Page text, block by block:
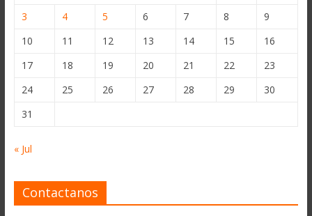
3
4 5 6 7 8
9
10
11 12 13 14 15
16
17
18 19 20 21 22
23
24
25 26 27 28 29
30
31
« Jul
Contactanos